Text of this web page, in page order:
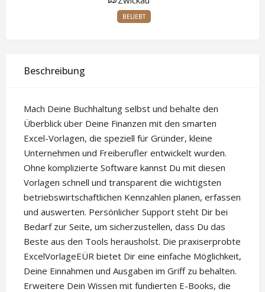
BELIEBT
Beschreibung
Mach Deine Buchhaltung selbst und behalte den
Überblick über Deine Finanzen mit den smarten
Excel-Vorlagen, die speziell für Gründer, kleine
Unternehmen und Freiberufler entwickelt wurden.
Ohne komplizierte Software kannst Du mit diesen
Vorlagen schnell und transparent die wichtigsten
betriebswirtschaftlichen Kennzahlen planen, erfassen
und auswerten. Persönlicher Support steht Dir bei
Bedarf zur Seite, um sicherzustellen, dass Du das
Beste aus den Tools herausholst. Die praxiserprobte
ExcelVorlageEÜR bietet Dir eine einfache Möglichkeit,
Deine Einnahmen und Ausgaben im Griff zu behalten.
Erweitere Dein Wissen mit fundierten E-Books, die